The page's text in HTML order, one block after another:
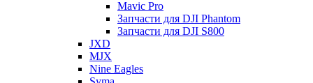
Mavic Pro
Запчасти для DJI Phantom
Запчасти для DJI S800
JXD
MJX
Nine Eagles